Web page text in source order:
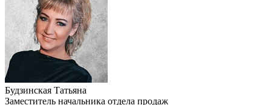
Будзинская Татьяна
Заместитель начальника отдела продаж